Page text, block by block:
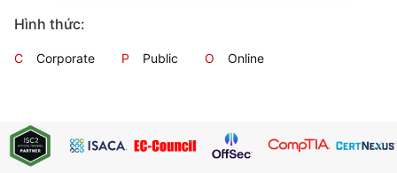
Hình thức:
C Corporate P Public O Online